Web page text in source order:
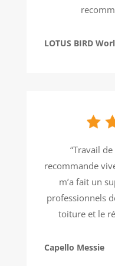
LOTUS BIRD
“Travail
recommande
m’a fait un
professionnels
toiture et le
Capello Messie